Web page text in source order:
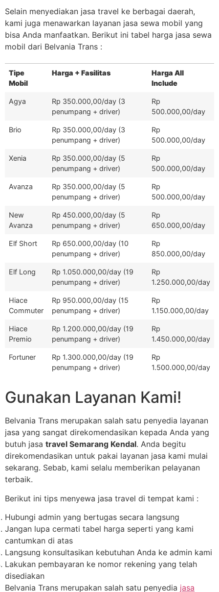
Selain menyediakan jasa travel ke berbagai daerah,
kami juga menawarkan layanan jasa sewa mobil yang
bisa Anda manfaatkan. Berikut ini tabel harga jasa sewa
mobil dari Belvania Trans :
Tipe
Mobil
Harga + Fasilitas
Harga All
Include
Agya
Rp 350.000,00/day (3
penumpang + driver)
Rp
500.000,00/day
Brio
Rp 350.000,00/day (3
penumpang + driver)
Rp
500.000,00/day
Xenia
Rp 350.000,00/day (5
penumpang + driver)
Rp
500.000,00/day
Avanza
Rp 350.000,00/day (5
penumpang + driver)
Rp
500.000,00/day
New
Avanza
Rp 450.000,00/day (5
penumpang + driver)
Rp
650.000,00/day
Elf Short
Rp 650.000,00/day (10
penumpang + driver)
Rp
850.000,00/day
Elf Long
Rp 1.050.000,00/day (19
penumpang + driver)
Rp
1.250.000,00/day
Hiace
Commuter
Rp 950.000,00/day (15
penumpang + driver)
Rp
1.150.000,00/day
Hiace
Premio
Rp 1.200.000,00/day (19
penumpang + driver)
Rp
1.450.000,00/day
Fortuner
Rp 1.300.000,00/day (19
penumpang + driver)
Rp
1.500.000,00/day
Gunakan Layanan Kami!
Belvania Trans merupakan salah satu penyedia layanan
jasa yang sangat direkomendasikan kepada Anda yang
butuh jasa travel Semarang Kendal. Anda begitu
direkomendasikan untuk pakai layanan jasa kami mulai
sekarang. Sebab, kami selalu memberikan pelayanan
terbaik.
Berikut ini tips menyewa jasa travel di tempat kami :
Hubungi admin yang bertugas secara langsung
Jangan lupa cermati tabel harga seperti yang kami
cantumkan di atas
Langsung konsultasikan kebutuhan Anda ke admin kami
Lakukan pembayaran ke nomor rekening yang telah
disediakan
Belvania Trans merupakan salah satu penyedia jasa